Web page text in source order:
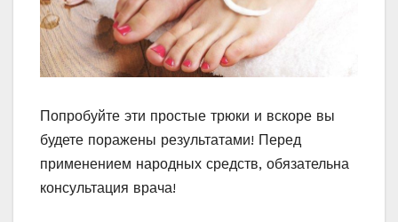
Попробуйте эти простые трюки и вскоре вы
будете поражены результатами! Перед
применением народных средств, обязательна
консультация врача!